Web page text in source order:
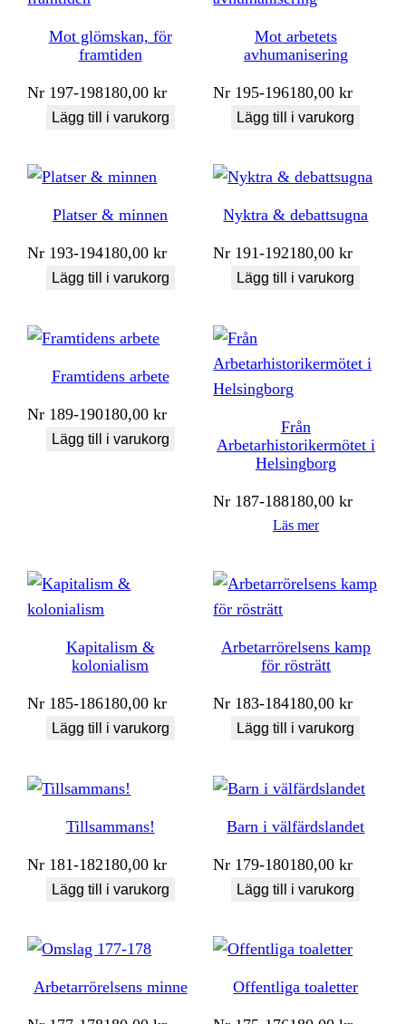
Mot glömskan, för
framtiden
Nr 197-198180,00kr
Lägg till i varukorg
Mot arbetets
avhumanisering
Nr 195-196180,00kr
Lägg till i varukorg
Platser & minnen
Nr 193-194180,00kr
Lägg till i varukorg
Nyktra & debattsugna
Nr 191-192180,00kr
Lägg till i varukorg
Framtidens arbete
Nr 189-190180,00kr
Lägg till i varukorg
Från
Arbetarhistorikermötet i
Helsingborg
Nr 187-188180,00kr
Läs mer
Kapitalism &
kolonialism
Nr 185-186180,00kr
Lägg till i varukorg
Arbetarrörelsens kamp
för rösträtt
Nr 183-184180,00kr
Lägg till i varukorg
Tillsammans!
Nr 181-182180,00kr
Lägg till i varukorg
Barn i välfärdslandet
Nr 179-180180,00kr
Lägg till i varukorg
Arbetarrörelsens minne Offentliga toaletter